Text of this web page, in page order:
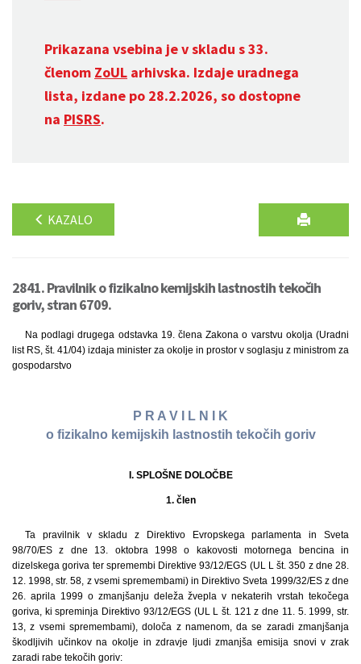
Prikazana vsebina je v skladu s 33.
členom ZoUL arhivska. Izdaje uradnega
lista, izdane po 28.2.2026, so dostopne
na PISRS.
KAZALO
2841. Pravilnik o fizikalno kemijskih lastnostih tekočih
goriv, stran 6709.
Na podlagi drugega odstavka 19. člena Zakona o varstvu okolja (Uradni
list RS, št. 41/04) izdaja minister za okolje in prostor v soglasju z ministrom za
gospodarstvo
P R A V I L N I K
o fizikalno kemijskih lastnostih tekočih goriv
I. SPLOŠNE DOLOČBE
1. člen
Ta pravilnik v skladu z Direktivo Evropskega parlamenta in Sveta
98/70/ES z dne 13. oktobra 1998 o kakovosti motornega bencina in
dizelskega goriva ter spremembi Direktive 93/12/EGS (UL L št. 350 z dne 28.
12. 1998, str. 58, z vsemi spremembami) in Direktivo Sveta 1999/32/ES z dne
26. aprila 1999 o zmanjšanju deleža žvepla v nekaterih vrstah tekočega
goriva, ki spreminja Direktivo 93/12/EGS (UL L št. 121 z dne 11. 5. 1999, str.
13, z vsemi spremembami), določa z namenom, da se zaradi zmanjšanja
škodljivih učinkov na okolje in zdravje ljudi zmanjša emisija snovi v zrak
zaradi rabe tekočih goriv: